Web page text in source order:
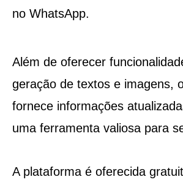
no WhatsApp.
Além de oferecer
geração de textos e imagens,
fornece informações
uma ferramenta valiosa para
A plataforma é oferecida